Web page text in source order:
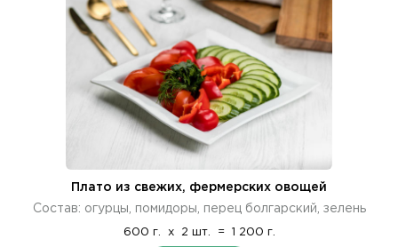
Плато из свежих, фермерских овощей
Состав: огурцы, помидоры, перец болгарский, зелень
600 г. x 2 шт. = 1 200 г.